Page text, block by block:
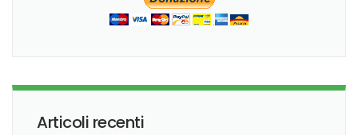
Articoli recenti